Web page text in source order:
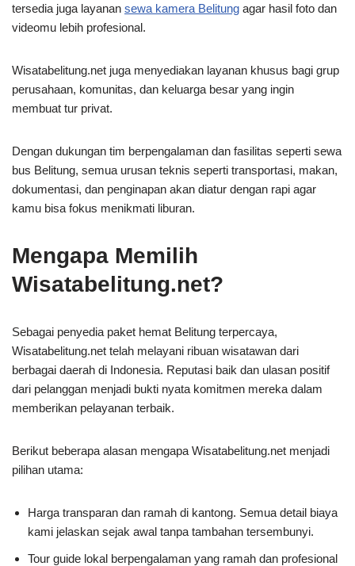
tersedia juga layanan sewa kamera Belitung agar hasil foto dan
videomu lebih profesional.
Wisatabelitung.net juga menyediakan layanan khusus bagi grup
perusahaan, komunitas, dan keluarga besar yang ingin
membuat tur privat.
Dengan dukungan tim berpengalaman dan fasilitas seperti sewa
bus Belitung, semua urusan teknis seperti transportasi, makan,
dokumentasi, dan penginapan akan diatur dengan rapi agar
kamu bisa fokus menikmati liburan.
Mengapa Memilih
Wisatabelitung.net?
Sebagai penyedia paket hemat Belitung terpercaya,
Wisatabelitung.net telah melayani ribuan wisatawan dari
berbagai daerah di Indonesia. Reputasi baik dan ulasan positif
dari pelanggan menjadi bukti nyata komitmen mereka dalam
memberikan pelayanan terbaik.
Berikut beberapa alasan mengapa Wisatabelitung.net menjadi
pilihan utama:
Harga transparan dan ramah di kantong. Semua detail biaya
kami jelaskan sejak awal tanpa tambahan tersembunyi.
Tour guide lokal berpengalaman yang ramah dan profesional